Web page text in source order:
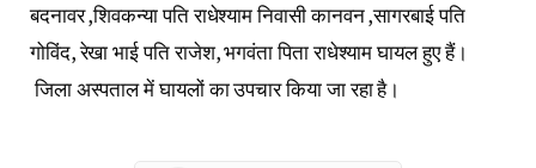
बदनावर ,शिवकन्या पति राधेश्याम निवासी कानवन ,सागरबाई पति
गोविंद, रेखा भाई पति राजेश, भगवंता पिता राधेश्याम घायल हुए हैं।
जिला अस्पताल में घायलों का उपचार किया जा रहा है।